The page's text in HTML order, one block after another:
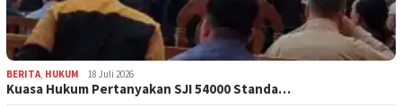
BERITA HUKUM 18 Juli 2026
Kuasa Hukum Pertanyakan SJI 54000 Standa…